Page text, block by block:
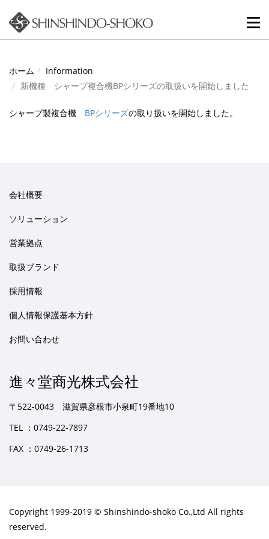
ホーム
Information
新機種 シャープ複合機BPシリーズの取扱いを開始しました
シャープ製複合機 BPシリーズの取り扱いを開始しました。
会社概要
ソリューション
営業拠点
取扱ブランド
採用情報
個人情報保護基本方針
お問い合わせ
進々堂商光株式会社
〒522-0043 滋賀県彦根市小泉町19番地10
TEL ：0749-22-7897
FAX ：0749-26-1713
Copyright 1999-2019 © Shinshindo-shoko Co.,Ltd All rights
reserved.